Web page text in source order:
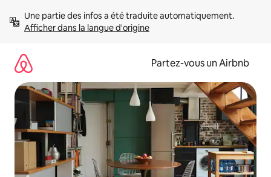
directement
Afficher dans la langue d'origine
Partez-vous un Airbnb